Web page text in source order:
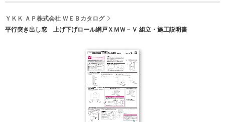
ＹＫＫ ＡＰ株式会社 ＷＥＢカタログ
平行突き出し窓 上げ下げロール網戸ＸＭＷ－Ｖ 組立・施工説明書